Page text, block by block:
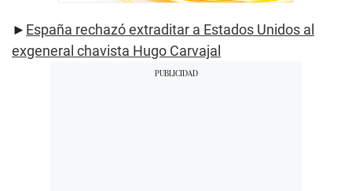
► España rechazó extraditar a Estados Unidos al
exgeneral chavista Hugo Carvajal